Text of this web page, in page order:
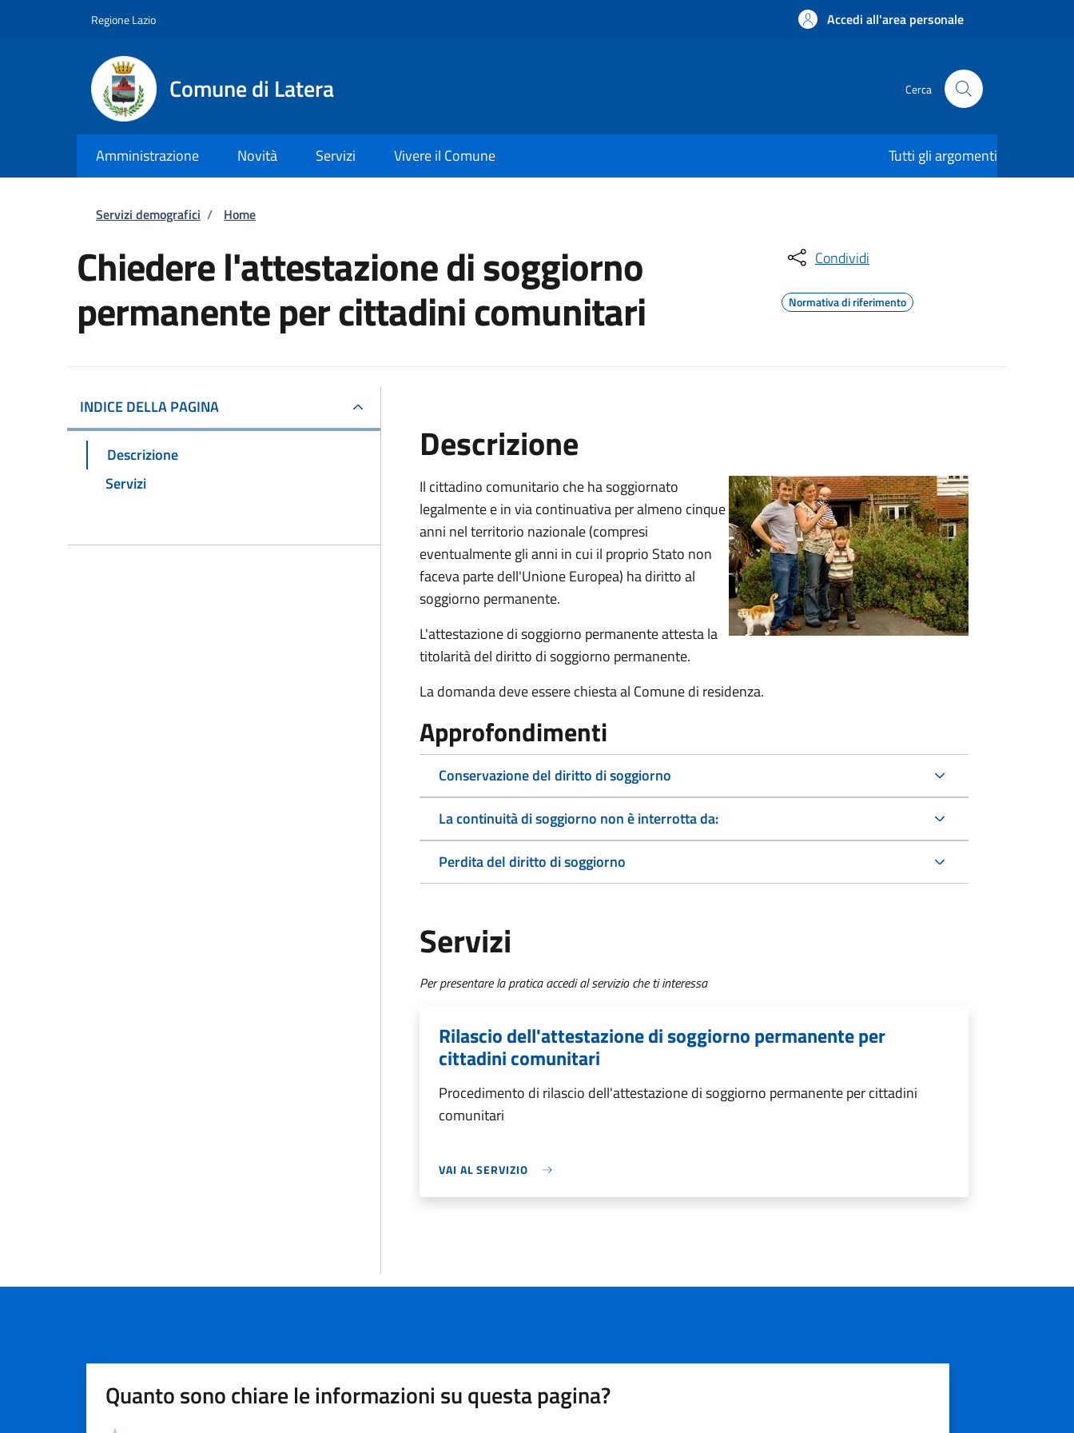
Regione Lazio Accedi all'area personale
Comune di Latera Cerca
Amministrazione Novità Servizi Vivere il Comune Tutti gli argomenti
Briciole di pane
Servizi demografici / Home
Chiedere l'attestazione di soggiorno
permanente per cittadini comunitari
Condividi
Normativa di riferimento
INDICE DELLA PAGINA
Descrizione
Servizi
Descrizione
Il cittadino comunitario che ha soggiornato
legalmente e in via continuativa per almeno cinque
anni nel territorio nazionale (compresi
eventualmente gli anni in cui il proprio Stato non
faceva parte dell'Unione Europea) ha diritto al
soggiorno permanente.
L'attestazione di soggiorno permanente attesta la
titolarità del diritto di soggiorno permanente.
La domanda deve essere chiesta al Comune di residenza.
Approfondimenti
Conservazione del diritto di soggiorno
La continuità di soggiorno non è interrotta da:
Perdita del diritto di soggiorno
Servizi
Per presentare la pratica accedi al servizio che ti interessa
Rilascio dell'attestazione di soggiorno permanente per
cittadini comunitari
Procedimento di rilascio dell'attestazione di soggiorno permanente per cittadini
comunitari
VAI AL SERVIZIO
Quanto sono chiare le informazioni su questa pagina?
Valutazione